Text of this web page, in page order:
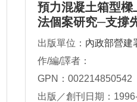
預力混凝土箱型樑
法個案研究─支撐
出版單位： 內政部營建
作/編/譯者：
GPN：002214850542
出版／創刊日期：